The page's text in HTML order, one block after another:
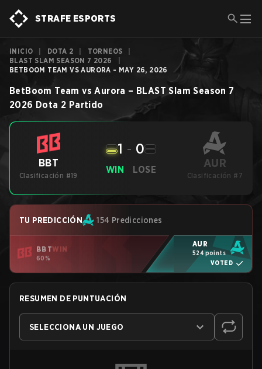
STRAFE ESPORTS
INICIO DOTA 2 TORNEOS
BLAST SLAM SEASON 7 2026
BETBOOM TEAM VS AURORA - MAY 26, 2026
BetBoom Team vs Aurora – BLAST Slam Season 7
2026 Dota 2 Partido
BBT
Clasificación #19
WIN
1 - 0
LOSE AUR
Clasificación #7
TU PREDICCIÓN 154 Predicciones
BBTWIN
60%
AUR
524 points
VOTED
RESUMEN DE PUNTUACIÓN
SELECCIONA UN JUEGO